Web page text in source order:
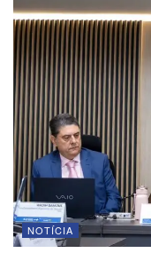
NOTÍCIA